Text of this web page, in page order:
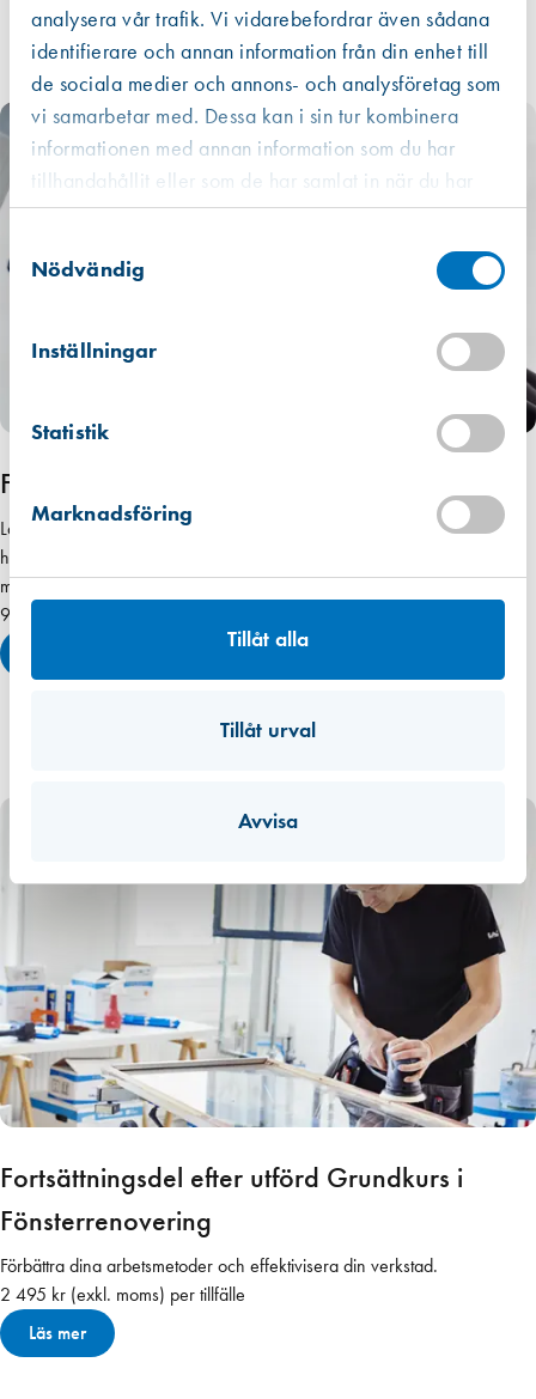
analysera vår trafik. Vi vidarebefordrar även sådana
identifierare och annan information från din enhet till
de sociala medier och annons- och analysföretag som
vi samarbetar med. Dessa kan i sin tur kombinera
informationen med annan information som du har
tillhandahållit eller som de har samlat in när du har
använt deras tjänster.
Nödvändig
Inställningar
Statistik
Marknadsföring
Tillåt alla
Tillåt urval
Avvisa
Fogteknik
Lär dig mer om fogmassor, materialval och fogteknik. Prova olika
hjälpmedel och ta del av praktiska tips som underlättar arbetet samt
materialval, dimensionering och utförande.
9 270 kr (exkl. moms) per tillfälle
Fortsättningsdel efter utförd Grundkurs i
Fönsterrenovering
Förbättra dina arbetsmetoder och effektivisera din verkstad.
2 495 kr (exkl. moms) per tillfälle
Läs mer